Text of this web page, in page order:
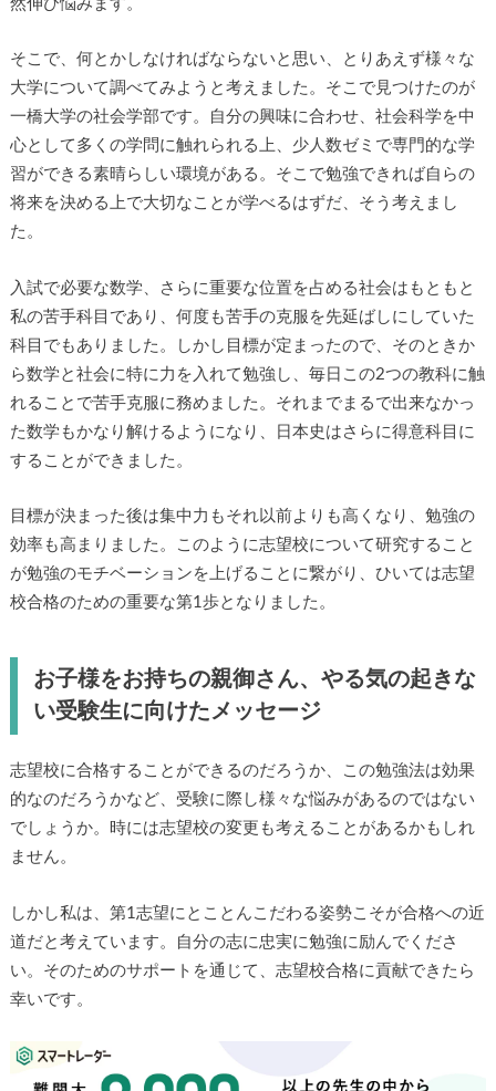
然伸び悩みます。
そこで、何とかしなければならないと思い、とりあえず様々な
大学について調べてみようと考えました。そこで見つけたのが
一橋大学の社会学部です。自分の興味に合わせ、社会科学を中
心として多くの学問に触れられる上、少人数ゼミで専門的な学
習ができる素晴らしい環境がある。そこで勉強できれば自らの
将来を決める上で大切なことが学べるはずだ、そう考えまし
た。
入試で必要な数学、さらに重要な位置を占める社会はもともと
私の苦手科目であり、何度も苦手の克服を先延ばしにしていた
科目でもありました。しかし目標が定まったので、そのときか
ら数学と社会に特に力を入れて勉強し、毎日この2つの教科に触
れることで苦手克服に務めました。それまでまるで出来なかっ
た数学もかなり解けるようになり、日本史はさらに得意科目に
することができました。
目標が決まった後は集中力もそれ以前よりも高くなり、勉強の
効率も高まりました。このように志望校について研究すること
が勉強のモチベーションを上げることに繋がり、ひいては志望
校合格のための重要な第1歩となりました。
お子様をお持ちの親御さん、やる気の起きな
い受験生に向けたメッセージ
志望校に合格することができるのだろうか、この勉強法は効果
的なのだろうかなど、受験に際し様々な悩みがあるのではない
でしょうか。時には志望校の変更も考えることがあるかもしれ
ません。
しかし私は、第1志望にとことんこだわる姿勢こそが合格への近
道だと考えています。自分の志に忠実に勉強に励んでくださ
い。そのためのサポートを通じて、志望校合格に貢献できたら
幸いです。